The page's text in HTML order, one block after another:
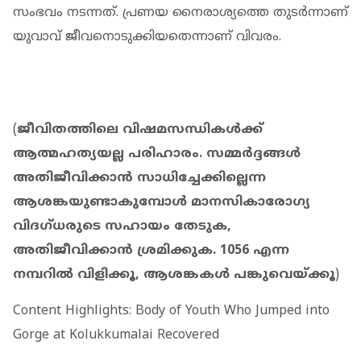
സംഭവം നടന്നത്. പ്രണയ നൈരാശ്യത്തെ തുടര്‍ന്നാണ്
യുവാവ് ജീവനൊടുക്കിയതെന്നാണ് വിവരം.
(ജീവിതത്തിലെ വിഷമസന്ധികള്‍ക്ക്
ആത്മഹത്യയല്ല പരിഹാരം. സമ്മര്‍ദ്ദങ്ങള്‍
അതിജീവിക്കാന്‍ സാധിച്ചേക്കില്ലെന്ന
ആശങ്കയുണ്ടാകുമ്പോള്‍ മാനസികാരോഗ്യ
വിദഗ്ധരുടെ സഹായം തേടുക,
അതിജീവിക്കാന്‍ ശ്രമിക്കുക. 1056 എന്ന
നമ്പറില്‍ വിളിക്കൂ, ആശങ്കകള്‍ പങ്കുവെയ്ക്കൂ)
Content Highlights: Body of Youth Who Jumped into
Gorge at Kolukkumalai Recovered